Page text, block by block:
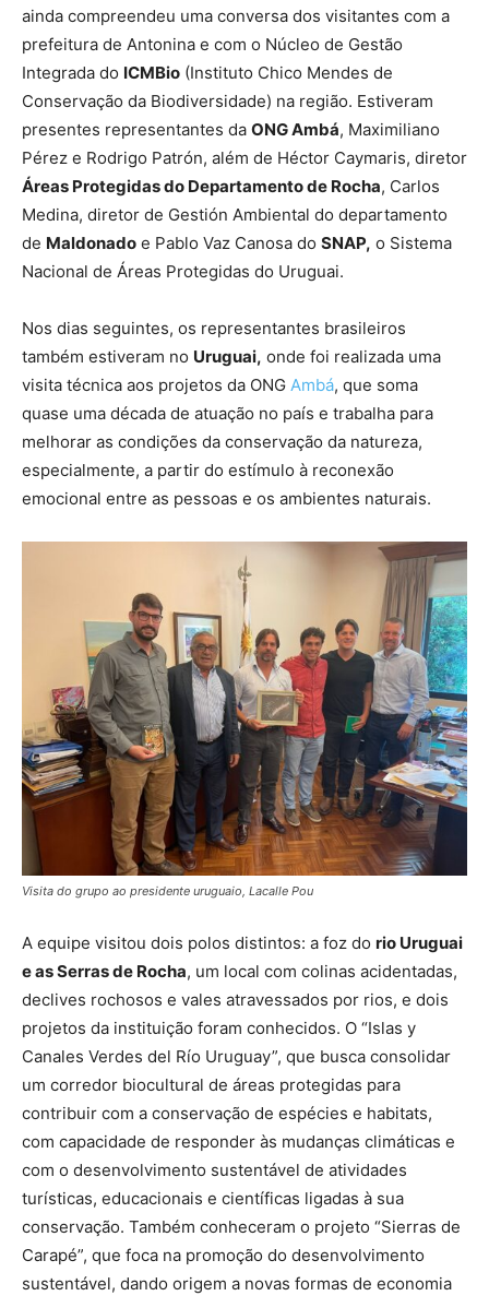
ainda compreendeu uma conversa dos visitantes com a
prefeitura de Antonina e com o Núcleo de Gestão
Integrada do ICMBio (Instituto Chico Mendes de
Conservação da Biodiversidade) na região. Estiveram
presentes representantes da ONG Ambá, Maximiliano
Pérez e Rodrigo Patrón, além de Héctor Caymaris, diretor
Áreas Protegidas do Departamento de Rocha, Carlos
Medina, diretor de Gestión Ambiental do departamento
de Maldonado e Pablo Vaz Canosa do SNAP, o Sistema
Nacional de Áreas Protegidas do Uruguai.
Nos dias seguintes, os representantes brasileiros
também estiveram no Uruguai, onde foi realizada uma
visita técnica aos projetos da ONG Ambá, que soma
quase uma década de atuação no país e trabalha para
melhorar as condições da conservação da natureza,
especialmente, a partir do estímulo à reconexão
emocional entre as pessoas e os ambientes naturais.
Visita do grupo ao presidente uruguaio, Lacalle Pou
A equipe visitou dois polos distintos: a foz do rio Uruguai
e as Serras de Rocha, um local com colinas acidentadas,
declives rochosos e vales atravessados por rios, e dois
projetos da instituição foram conhecidos. O “Islas y
Canales Verdes del Río Uruguay”, que busca consolidar
um corredor biocultural de áreas protegidas para
contribuir com a conservação de espécies e habitats,
com capacidade de responder às mudanças climáticas e
com o desenvolvimento sustentável de atividades
turísticas, educacionais e científicas ligadas à sua
conservação. Também conheceram o projeto “Sierras de
Carapé”, que foca na promoção do desenvolvimento
sustentável, dando origem a novas formas de economia